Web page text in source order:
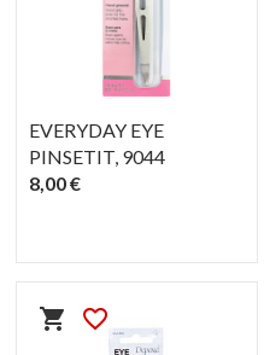
EVERYDAY EYE
PINSETIT, 9044
8,00 €
shopping_cart favorite_border